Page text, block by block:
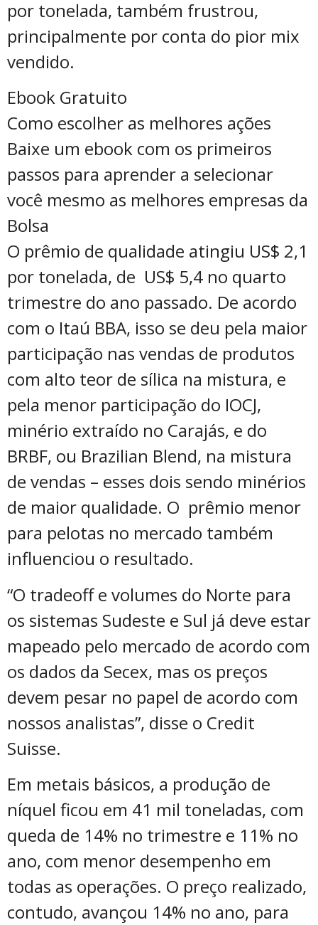
por tonelada, também frustrou,
principalmente por conta do pior mix
vendido.
Ebook Gratuito
Como escolher as melhores ações
Baixe um ebook com os primeiros
passos para aprender a selecionar
você mesmo as melhores empresas da
Bolsa
O prêmio de qualidade atingiu US$ 2,1
por tonelada, de US$ 5,4 no quarto
trimestre do ano passado. De acordo
com o Itaú BBA, isso se deu pela maior
participação nas vendas de produtos
com alto teor de sílica na mistura, e
pela menor participação do IOCJ,
minério extraído no Carajás, e do
BRBF, ou Brazilian Blend, na mistura
de vendas – esses dois sendo minérios
de maior qualidade. O prêmio menor
para pelotas no mercado também
influenciou o resultado.
“O tradeoff e volumes do Norte para
os sistemas Sudeste e Sul já deve estar
mapeado pelo mercado de acordo com
os dados da Secex, mas os preços
devem pesar no papel de acordo com
nossos analistas”, disse o Credit
Suisse.
Em metais básicos, a produção de
níquel ficou em 41 mil toneladas, com
queda de 14% no trimestre e 11% no
ano, com menor desempenho em
todas as operações. O preço realizado,
contudo, avançou 14% no ano, para